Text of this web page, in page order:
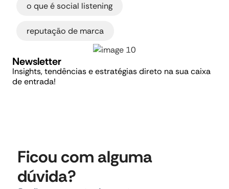
o que é social listening
reputação de marca
Newsletter
Insights, tendências e estratégias direto na sua caixa
de entrada!
Ficou com alguma
dúvida?